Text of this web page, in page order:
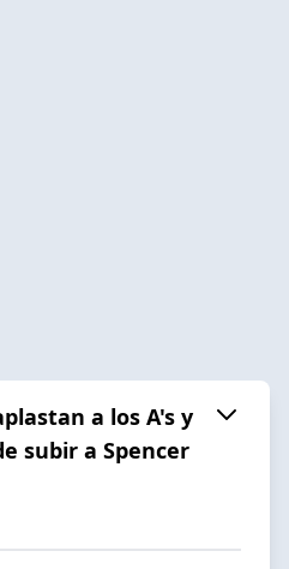
a los A's y
subir a Spencer